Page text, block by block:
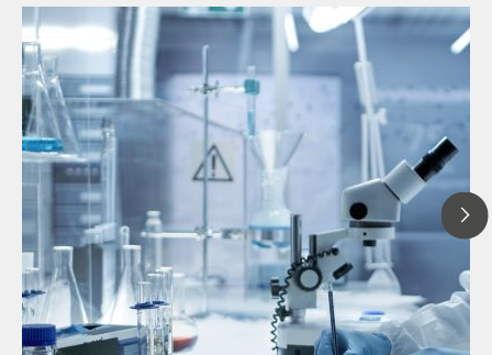
// Blog post
// Conocimiento general
// Manejo de líquidos